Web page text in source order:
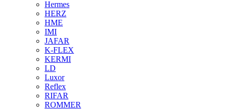
Hermes
HERZ
HME
IMI
JAFAR
K-FLEX
KERMI
LD
Luxor
Reflex
RIFAR
ROMMER